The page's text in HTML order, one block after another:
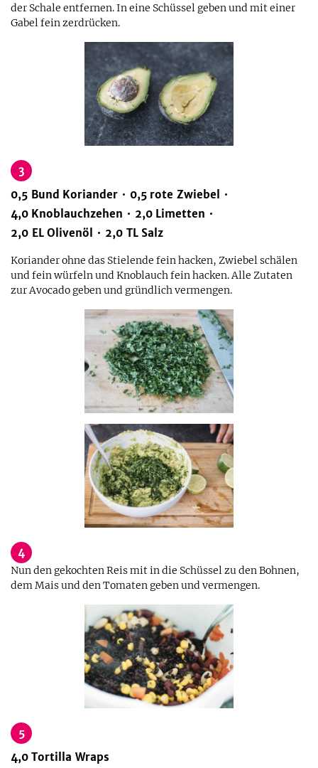
der Schale entfernen. In eine Schüssel geben und mit einer
Gabel fein zerdrücken.
3
0,5 Bund Koriander 0,5 rote Zwiebel
4,0 Knoblauchzehen 2,0 Limetten
2,0 EL Olivenöl 2,0 TL Salz
Koriander ohne das Stielende fein hacken, Zwiebel schälen
und fein würfeln und Knoblauch fein hacken. Alle Zutaten
zur Avocado geben und gründlich vermengen.
4
Nun den gekochten Reis mit in die Schüssel zu den Bohnen,
dem Mais und den Tomaten geben und vermengen.
5
4,0 Tortilla Wraps